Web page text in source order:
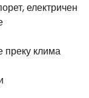
електричен
преку клима